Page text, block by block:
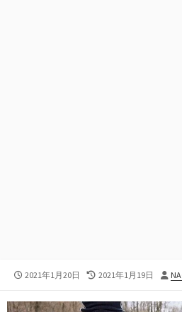
公
日
2021年1月20日
最
更
2021年1月19日
投
者